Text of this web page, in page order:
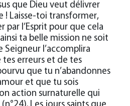
que Dieu veut délivrer
! Laisse-toi transformer,
par l’Esprit pour que cela
ta belle mission ne soit
Seigneur l’accomplira
erreurs et de tes
que tu n’abandonnes
et que tu sois
action surnaturelle qui